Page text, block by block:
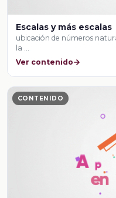
Escalas y más escalas
ubicación de números
la …
Ver contenido
CONTENIDO